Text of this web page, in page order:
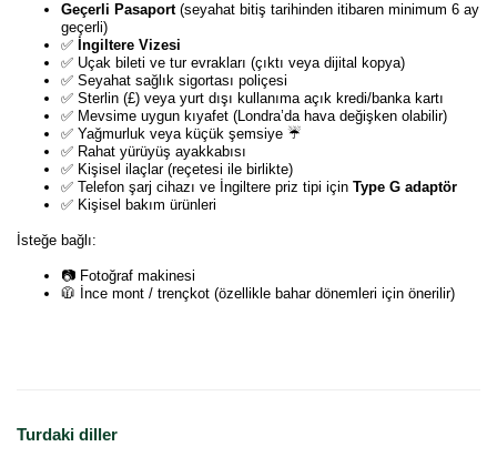
Geçerli Pasaport(seyahat bitiş tarihinden itibaren minimum 6 ay
geçerli)
✅ İngiltere Vizesi
✅ Uçak bileti ve tur evrakları (çıktı veya dijital kopya)
✅ Seyahat sağlık sigortası poliçesi
✅ Sterlin (£) veya yurt dışı kullanıma açık kredi/banka kartı
✅ Mevsime uygun kıyafet (Londra’da hava değişken olabilir)
✅ Yağmurluk veya küçük şemsiye ☔
✅ Rahat yürüyüş ayakkabısı
✅ Kişisel ilaçlar (reçetesi ile birlikte)
✅ Telefon şarj cihazı ve İngiltere priz tipi için Type G adaptör
✅ Kişisel bakım ürünleri
İsteğe bağlı:
📷 Fotoğraf makinesi
🧥 İnce mont / trençkot (özellikle bahar dönemleri için önerilir)
Turdaki diller